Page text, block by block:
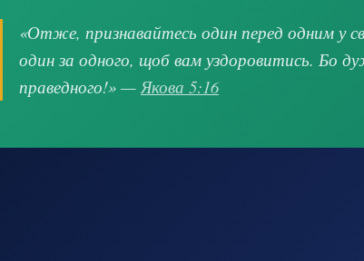
«Отже, признавайтесь один перед одним у
один за одного, щоб вам уздоровитись. Бо
праведного!» —Якова 5:16